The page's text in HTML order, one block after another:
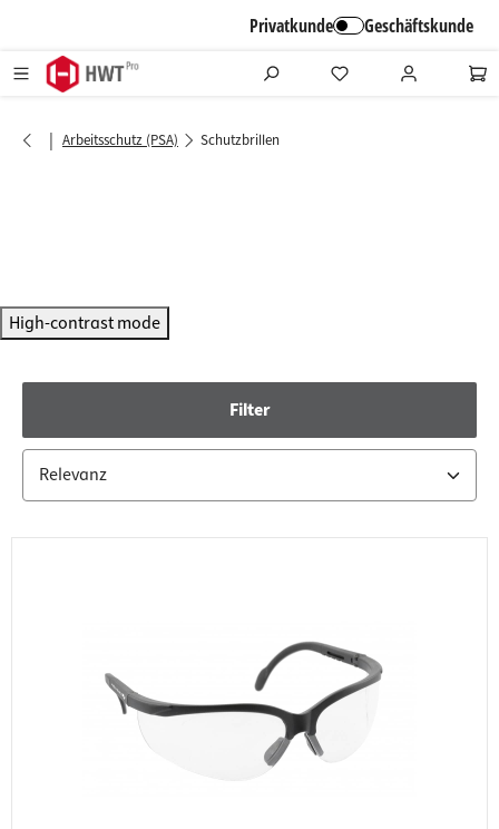
Privatkunde Geschäftskunde
| Arbeitsschutz (PSA) Schutzbrillen
High-contrast mode
Filter